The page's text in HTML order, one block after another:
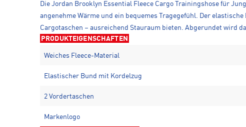
Die Jordan Brooklyn Essential Fleece Cargo Trainingshose für
angenehme Wärme und ein bequemes Tragegefühl. Der
Cargotaschen – ausreichend Stauraum bieten. Abgerundet wird
PRODUKTEIGENSCHAFTEN
Weiches Fleece-Material
Elastischer Bund mit Kordelzug
2 Vordertaschen
Markenlogo